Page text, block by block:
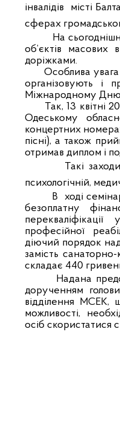
інвалідів
місті
сферах
На
об’єктів масових
доріжками.
Особлива увага
організовують і
Міжнародному Дню
Так, 13 квітні
Одеському
концертних
пісні), а також
отримав диплом і
Такі
психологічній,
В
ході
безоплатну
перекваліфікації
у
професійної
діючий порядок
замість санаторно-
складає 440
Надана
дорученням
відділення МСЕК,
можливості,
осіб скористатися